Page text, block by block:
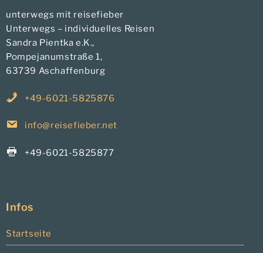
unterwegs mit reisefieber
Unterwegs – individuelles Reisen
Sandra Pientka e.K.,
Pompejanumstraße 1,
63739 Aschaffenburg
+49-6021-5825876
info@reisefieber.net
+49-6021-5825877
Infos
Startseite